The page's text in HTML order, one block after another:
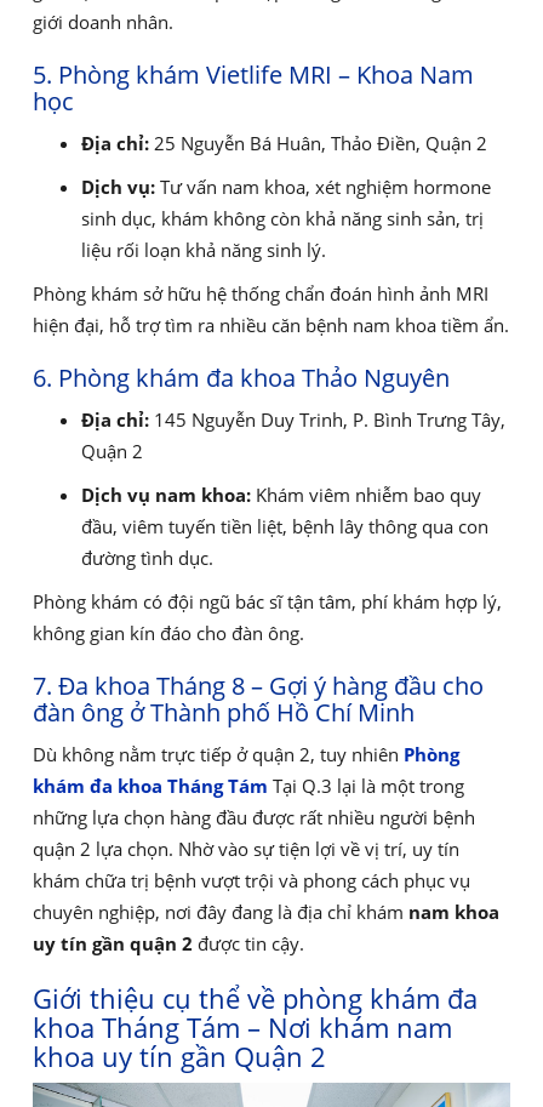
giới doanh nhân.
5. Phòng khám Vietlife MRI – Khoa Nam
học
Địa chỉ: 25 Nguyễn Bá Huân, Thảo Điền, Quận 2
Dịch vụ: Tư vấn nam khoa, xét nghiệm hormone
sinh dục, khám không còn khả năng sinh sản, trị
liệu rối loạn khả năng sinh lý.
Phòng khám sở hữu hệ thống chẩn đoán hình ảnh MRI
hiện đại, hỗ trợ tìm ra nhiều căn bệnh nam khoa tiềm ẩn.
6. Phòng khám đa khoa Thảo Nguyên
Địa chỉ: 145 Nguyễn Duy Trinh, P. Bình Trưng Tây,
Quận 2
Dịch vụ nam khoa: Khám viêm nhiễm bao quy
đầu, viêm tuyến tiền liệt, bệnh lây thông qua con
đường tình dục.
Phòng khám có đội ngũ bác sĩ tận tâm, phí khám hợp lý,
không gian kín đáo cho đàn ông.
7. Đa khoa Tháng 8 – Gợi ý hàng đầu cho
đàn ông ở Thành phố Hồ Chí Minh
Dù không nằm trực tiếp ở quận 2, tuy nhiên Phòng
khám đa khoa Tháng Tám Tại Q.3 lại là một trong
những lựa chọn hàng đầu được rất nhiều người bệnh
quận 2 lựa chọn. Nhờ vào sự tiện lợi về vị trí, uy tín
khám chữa trị bệnh vượt trội và phong cách phục vụ
chuyên nghiệp, nơi đây đang là địa chỉ khám nam khoa
uy tín gần quận 2 được tin cậy.
Giới thiệu cụ thể về phòng khám đa
khoa Tháng Tám – Nơi khám nam
khoa uy tín gần Quận 2